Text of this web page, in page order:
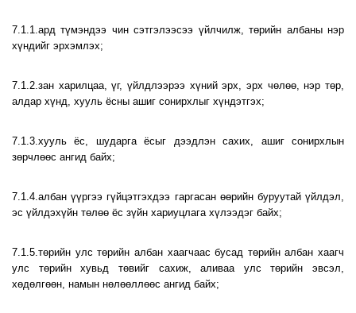
7.1.1.ард түмэндээ чин сэтгэлээсээ үйлчилж, төрийн албаны нэр
хүндийг эрхэмлэх;
7.1.2.зан харилцаа, үг, үйлдлээрээ хүний эрх, эрх чөлөө, нэр төр,
алдар хүнд, хууль ёсны ашиг сонирхлыг хүндэтгэх;
7.1.3.хууль ёс, шударга ёсыг дээдлэн сахих, ашиг сонирхлын
зөрчлөөс ангид байх;
7.1.4.албан үүргээ гүйцэтгэхдээ гаргасан өөрийн буруутай үйлдэл,
эс үйлдэхүйн төлөө ёс зүйн хариуцлага хүлээдэг байх;
7.1.5.төрийн улс төрийн албан хаагчаас бусад төрийн албан хаагч
улс төрийн хувьд төвийг сахиж, аливаа улс төрийн эвсэл,
хөдөлгөөн, намын нөлөөллөөс ангид байх;